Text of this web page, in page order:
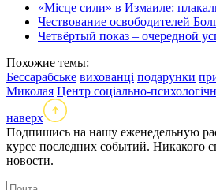
«Місце сили» в Измаиле:
Чествование освободителей
Четвёртый показ – очередной
Похожие темы:
Бессарабське вихованці подарунки
Миколая Центр соціально-
наверх
Подпишись на нашу еженедельную
курсе последних событий. Никакого
новости.